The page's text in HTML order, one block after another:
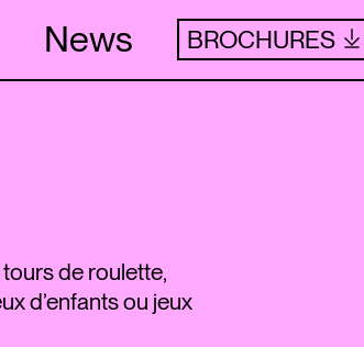
News BROCHURES
de roulette,
d’enfants ou jeux